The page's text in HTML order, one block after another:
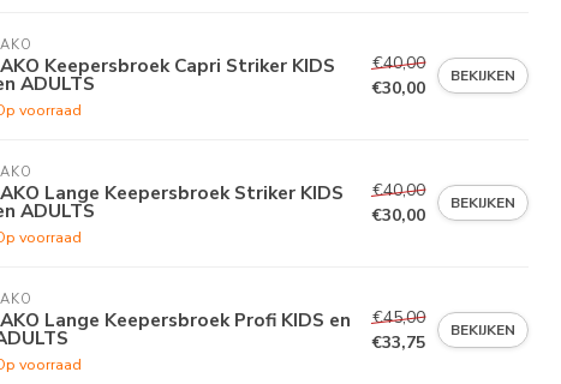
Keepersbroek Capri Striker KIDS
ADULTS
voorraad
€40,00
€30,00
BEKIJKEN
Lange Keepersbroek Striker KIDS
ADULTS
voorraad
€40,00
€30,00
BEKIJKEN
Lange Keepersbroek Profi KIDS en
voorraad
€45,00
€33,75
BEKIJKEN